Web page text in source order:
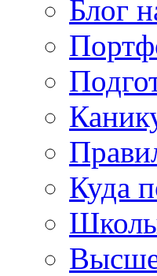
Блог
Куда